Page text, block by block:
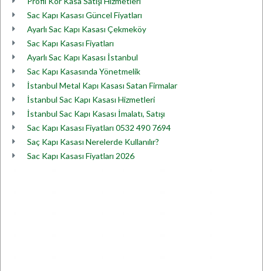
Sac Kapı Kasası Güncel Fiyatları
Ayarlı Sac Kapı Kasası Çekmeköy
Sac Kapı Kasası Fiyatları
Ayarlı Sac Kapı Kasası İstanbul
Sac Kapı Kasasında Yönetmelik
İstanbul Metal Kapı Kasası Satan Firmalar
İstanbul Sac Kapı Kasası Hizmetleri
İstanbul Sac Kapı Kasası İmalatı, Satışı
Sac Kapı Kasası Fiyatları 0532 490 7694
Saç Kapı Kasası Nerelerde Kullanılır?
Sac Kapı Kasası Fiyatları 2026